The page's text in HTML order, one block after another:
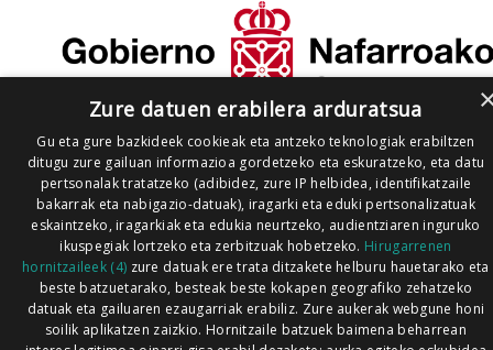
Zure datuen erabilera arduratsua
Gu eta gure bazkideek cookieak eta antzeko teknologiak erabiltzen
ditugu zure gailuan informazioa gordetzeko eta eskuratzeko, eta datu
pertsonalak tratatzeko (adibidez, zure IP helbidea, identifikatzaile
bakarrak eta nabigazio-datuak), iragarki eta eduki pertsonalizatuak
eskaintzeko, iragarkiak eta edukia neurtzeko, audientziaren inguruko
ikuspegiak lortzeko eta zerbitzuak hobetzeko. Hirugarrenen
hornitzaileek (4) zure datuak ere trata ditzakete helburu hauetarako eta
beste batzuetarako, besteak beste kokapen geografiko zehatzeko
datuak eta gailuaren ezaugarriak erabiliz. Zure aukerak webgune honi
soilik aplikatzen zaizkio. Hornitzaile batzuek baimena beharrean